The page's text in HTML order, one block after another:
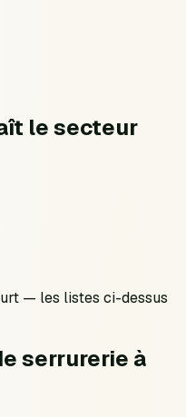
le secteur
— les listes ci-dessus
serrurerie à